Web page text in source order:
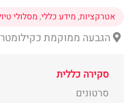
אטרקציות,מידע כללי,מסלולי
הגבעה ממוקמת
סקירה כללית
סרטונים